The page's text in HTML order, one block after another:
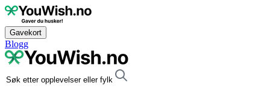
Gavekort
Blogg